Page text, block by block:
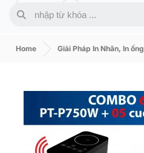
Home Giải Pháp In Nhãn, In ống